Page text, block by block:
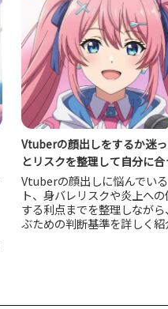
Vtuberの顔出しをするか迷
とリスクを整理して自分に合
Vtuberの顔出しに悩んでい
ト、身バレリスクや炎上へ
する利点までを整理しなが
ぶための判断基準を詳しく
メンタル面を踏まえた考え
ことで、後悔しにくい顔出